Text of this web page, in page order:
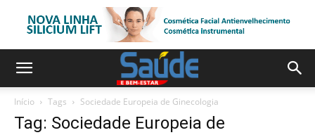
Início Tags Sociedade Europeia de Ginecologia
Tag: Sociedade Europeia de